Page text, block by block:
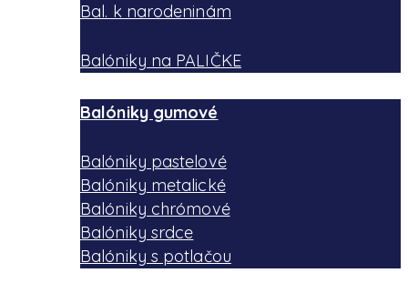
Bal. k narodeninám
Balóniky na PALIČKE
Balóniky gumové
Balóniky pastelové
Balóniky metalické
Balóniky chrómové
Balóniky srdce
Balóniky s potlačou